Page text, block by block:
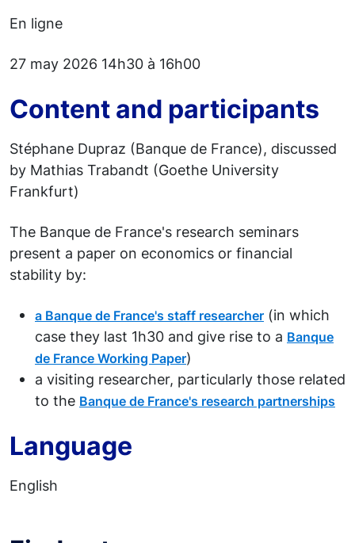
En ligne
27 may 2026 14h30 à 16h00
Content and participants
Stéphane Dupraz (Banque de France), discussed
by Mathias Trabandt (Goethe University
Frankfurt)
The Banque de France's research seminars
present a paper on economics or financial
stability by:
a Banque de France's staff researcher (in which
case they last 1h30 and give rise to a Banque
de France Working Paper)
a visiting researcher, particularly those related
to the Banque de France's research partnerships
Language
English